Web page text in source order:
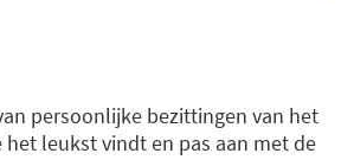
persoonlijke bezittingen van het
het leukst vindt en pas aan met de